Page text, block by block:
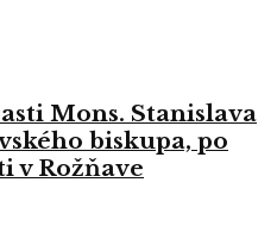
Mons. Stanislava
biskupa, po
v Rožňave